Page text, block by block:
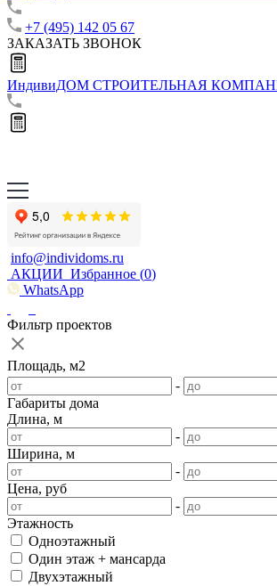
+7 (495) 142 05 67
ЗАКАЗАТЬ ЗВОНОК
ИндивиДОМ СТРОИТЕЛЬНАЯ
info@individoms.ru
АКЦИИ Избранное (0)
WhatsApp
Фильтр проектов
Площадь, м2
-
Габариты дома
Длина, м
-
Ширина, м
-
Цена, руб
-
Этажность
Одноэтажный
Один этаж + мансарда
Двухэтажный